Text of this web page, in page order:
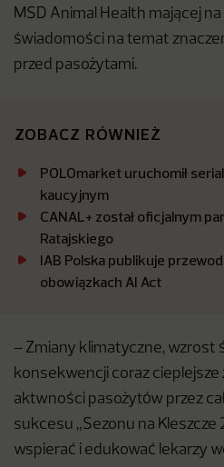
MSD Animal Health mającej
świadomości na temat
przed pasożytami.
ZOBACZ RÓWNIEŻ
POLOmarket uruchomił
kaucyjnym
CANAL+ został oficjalnym
Ratajskiego
IAB Polska publikuje
obowiązkach AI Act
– Zmiany klimatyczne, wzrost
konsekwencji coraz cieplejsze
aktwności pasożytów przez
sukcesu „Sezonu na Kleszcze
wspierać i edukować lekarzy